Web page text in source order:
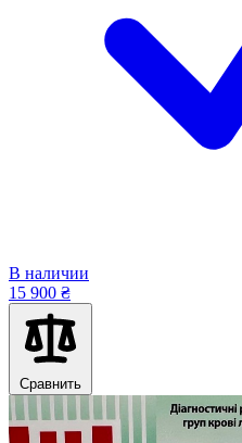
В наличии
15 900 ₴
Сравнить